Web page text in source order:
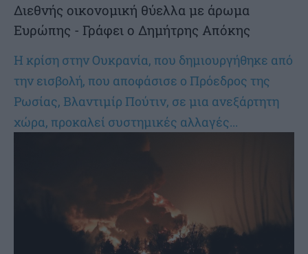
Διεθνής οικονομική θύελλα με άρωμα
Ευρώπης - Γράφει ο Δημήτρης Απόκης
Η κρίση στην Ουκρανία, που δημιουργήθηκε από
την εισβολή, που αποφάσισε ο Πρόεδρος της
Ρωσίας, Βλαντιμίρ Πούτιν, σε μια ανεξάρτητη
χώρα, προκαλεί συστημικές αλλαγές...